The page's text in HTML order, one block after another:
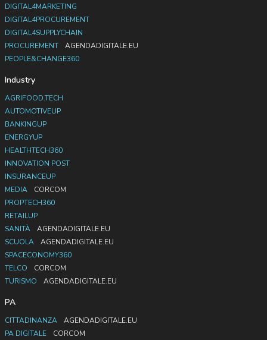
DIGITAL4MARKETING
DIGITAL4PROCUREMENT
DIGITAL4SUPPLYCHAIN
PROCUREMENT
AGENDADIGITALE.EU
PEOPLE&CHANGE360
Industry
AGRIFOOD.TECH
AUTOMOTIVEUP
BANKINGUP
ENERGYUP
HEALTHTECH360
INNOVATION POST
INSURANCEUP
MEDIA
CORCOM
PROPTECH360
RETAILUP
SANITÀ
AGENDADIGITALE.EU
SCUOLA
AGENDADIGITALE.EU
SPACECONOMY360
TELCO
CORCOM
TURISMO
AGENDADIGITALE.EU
PA
CITTADINANZA
AGENDADIGITALE.EU
PA DIGITALE
CORCOM